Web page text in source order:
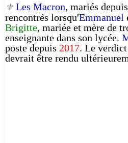
⚜️ Les Macron, mariés depuis
rencontrés lorsqu'Emmanuel
Brigitte, mariée et mère de
enseignante dans son lycée.
poste depuis 2017. Le verdict
devrait être rendu